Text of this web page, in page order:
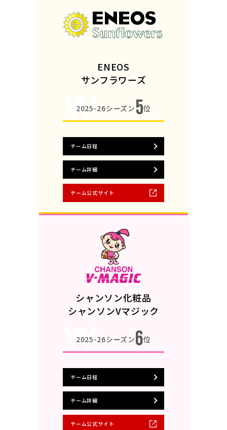
ENEOS
サンフラワーズ
2025-26シーズン 5位
チーム日程
チーム詳細
チーム公式サイト
シャンソン化粧品
シャンソンVマジック
2025-26シーズン6位
チーム日程
チーム詳細
チーム公式サイト